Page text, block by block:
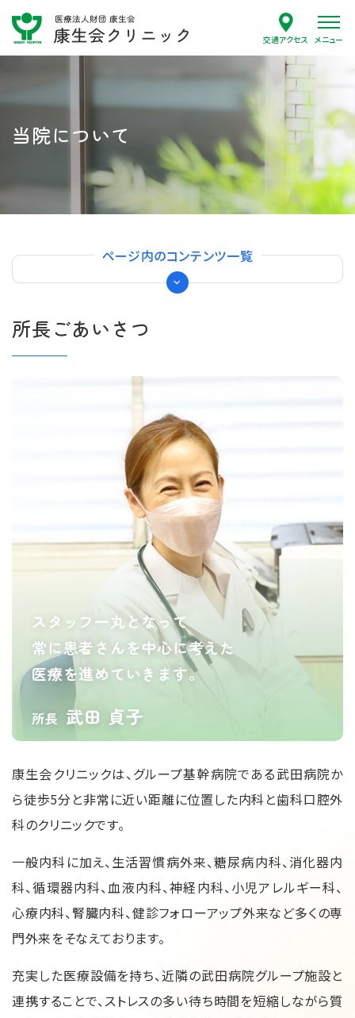
交通アクセス
当院について
ページ内のコンテンツ一覧
所長ごあいさつ
スタッフ一丸となって
常に患者さんを中心に考えた
医療を進めていきます。
所長 武田 貞子
康生会クリニックは、グループ基幹病院である武⽥病院か
ら徒歩5分と⾮常に近い距離に位置した内科と歯科口腔外
科のクリニックです。
⼀般内科に加え、生活習慣病外来、糖尿病内科、消化器内
科、循環器内科、血液内科、神経内科、⼩児アレルギー科、
⼼療内科、腎臓内科、健診フォローアップ外来など多くの専
⾨外来をそなえております。
充実した医療設備を持ち、近隣の武⽥病院グループ施設と
連携することで、ストレスの多い待ち時間を短縮しながら質